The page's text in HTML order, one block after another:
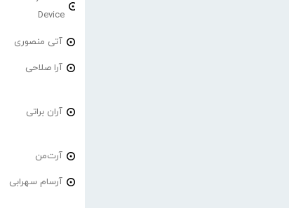
Device
آتی منصوری
آرا صلاحی
آران براتی
آرت‌من
آرسام سهرابی